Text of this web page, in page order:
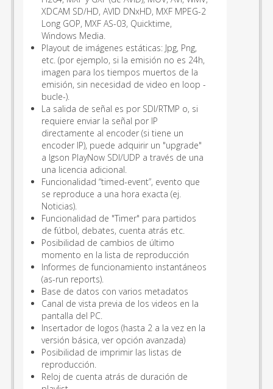
XDCAM SD/HD, AVID DNxHD, MXF MPEG-2
Long GOP, MXF AS-03, Quicktime,
Windows Media.
Playout de imágenes estáticas: Jpg, Png,
etc. (por ejemplo, si la emisión no es 24h,
imagen para los tiempos muertos de la
emisión, sin necesidad de video en loop -
bucle-).
La salida de señal es por SDI/RTMP o, si
requiere enviar la señal por IP
directamente al encoder (si tiene un
encoder IP), puede adquirir un "upgrade"
a Igson PlayNow SDI/UDP a través de una
una licencia adicional.
Funcionalidad “timed-event”, evento que
se reproduce a una hora exacta (ej.
Noticias).
Funcionalidad de "Timer" para partidos
de fútbol, debates, cuenta atrás etc.
Posibilidad de cambios de último
momento en la lista de reproducción
Informes de funcionamiento instantáneos
(as-run reports).
Base de datos con varios metadatos
Canal de vista previa de los videos en la
pantalla del PC.
Insertador de logos (hasta 2 a la vez en la
versión básica, ver opción avanzada)
Posibilidad de imprimir las listas de
reproducción.
Reloj de cuenta atrás de duración de